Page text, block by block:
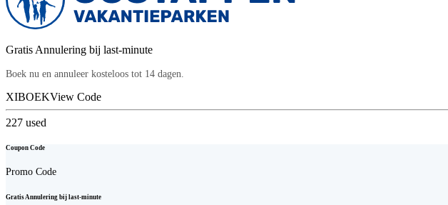
Gratis Annulering bij last-minute
Boek nu en annuleer kosteloos tot 14 dagen.
XIBOEKView Code
227 used
Coupon Code
Promo Code
Gratis Annulering bij last-minute